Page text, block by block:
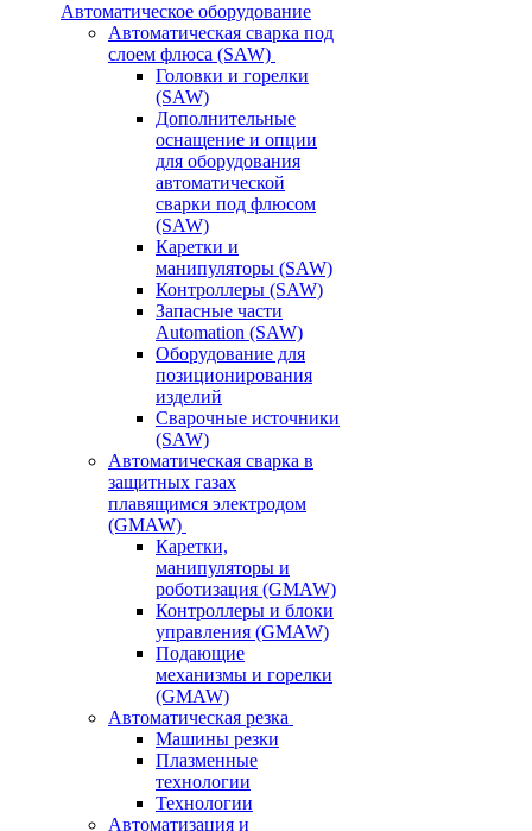
Автоматическое оборудование
Автоматическая сварка под
слоем флюса (SAW)
Головки и горелки
(SAW)
Дополнительные
оснащение и опции
для оборудования
автоматической
сварки под флюсом
(SAW)
Каретки и
манипуляторы (SAW)
Контроллеры (SAW)
Запасные части
Automation (SAW)
Оборудование для
позиционирования
изделий
Сварочные источники
(SAW)
Автоматическая сварка в
защитных газах
плавящимся электродом
(GMAW)
Каретки,
манипуляторы и
роботизация (GMAW)
Контроллеры и блоки
управления (GMAW)
Подающие
механизмы и горелки
(GMAW)
Автоматическая резка
Машины резки
Плазменные
технологии
Технологии
Автоматизация и